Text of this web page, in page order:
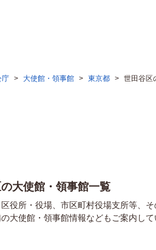
庁 > 大使館・領事館 > 東京都 > 世田谷区
大使館・領事館一覧
役所・役場、市区町村役場支所等、
大使館・領事館情報などもご案内して